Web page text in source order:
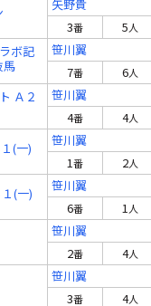
矢野貴
3番 5人
ボ記
馬
笹川翼
7番 6人
Ａ２
笹川翼
4番 4人
(一)
笹川翼
1番 2人
(一)
笹川翼
6番 1人
笹川翼
2番 4人
笹川翼
3番 4人